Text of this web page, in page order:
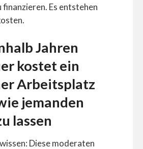
Es entstehen
Jahren
kostet ein
Arbeitsplatz
jemanden
lassen
Diese moderaten